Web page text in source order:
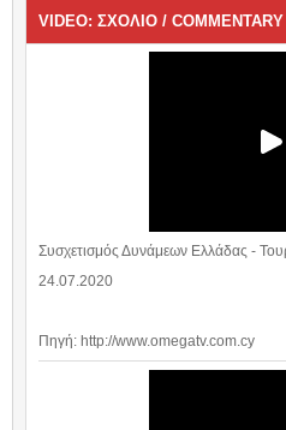
VIDEO: ΣΧΟΛΙΟ / COMMENTARY
Συσχετισμός Δυνάμεων Ελλάδας -
24.07.2020
Πηγή: http://www.omegatv.com.cy